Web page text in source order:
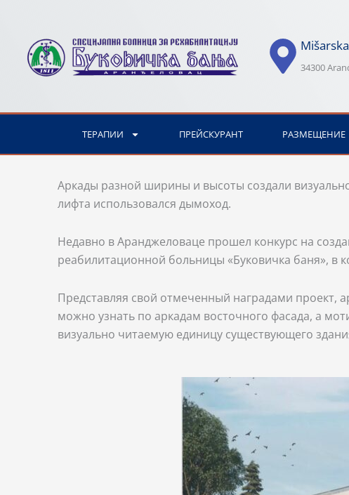
содержимому
34300
ТЕРАПИИ ПРЕЙСКУРАНТ РАЗМЕЩЕНИЕ
Аркады разной ширины и высоты создали
лифта использовался дымоход.
Недавно в Аранджеловаце прошел конкурс на
реабилитационной больницы «Буковичка баня», в
Представляя свой отмеченный наградами проект,
можно узнать по аркадам восточного фасада, а
визуально читаемую единицу существующего